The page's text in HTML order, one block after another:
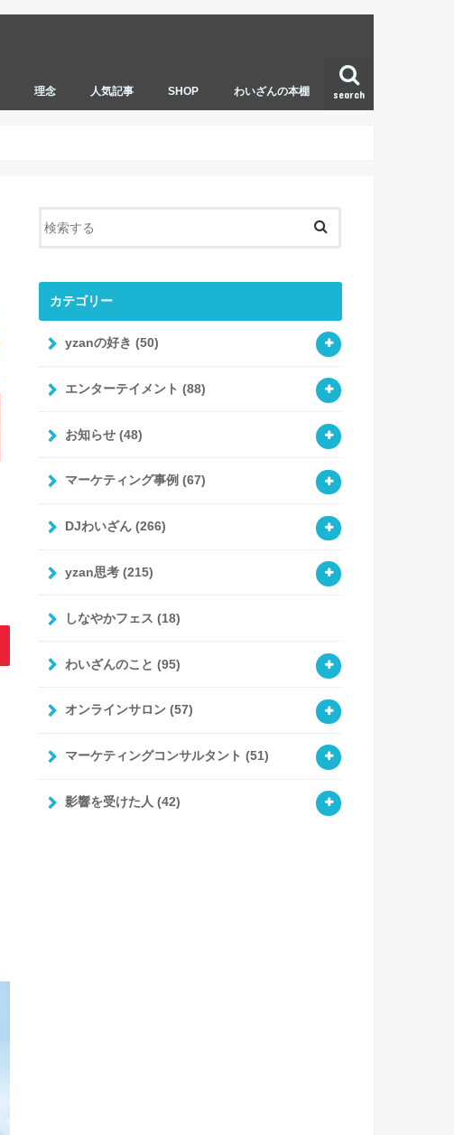
search
理念 人気記事 SHOP わいざんの本棚
カテゴリー
yzanの好き (50)
エンターテイメント (88)
お知らせ (48)
マーケティング事例 (67)
DJわいざん (266)
yzan思考 (215)
しなやかフェス (18)
わいざんのこと (95)
オンラインサロン (57)
マーケティングコンサルタント (51)
影響を受けた人 (42)